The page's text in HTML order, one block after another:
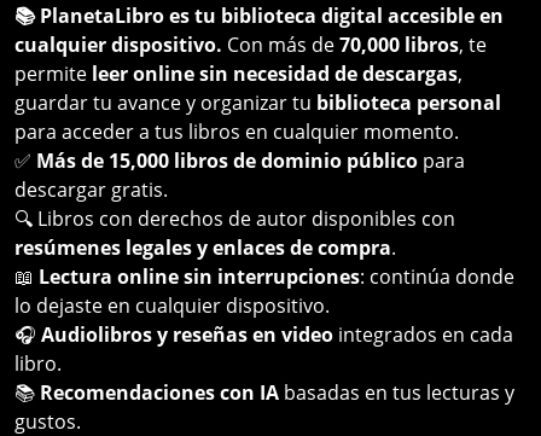
📚 PlanetaLibro es tu biblioteca digital accesible en
cualquier dispositivo. Con más de70,000 libros, te
permite leer online sin necesidad de descargas,
guardar tu avance y organizar tu biblioteca personal
para acceder a tus libros en cualquier momento.
✅ Más de 15,000 libros de dominio público para
descargar gratis.
🔍 Libros con derechos de autor disponibles con
resúmenes legales y enlaces de compra.
📖 Lectura online sin interrupciones: continúa donde
lo dejaste en cualquier dispositivo.
🎧 Audiolibros y reseñas en video integrados en cada
libro.
📚 Recomendaciones con IA basadas en tus lecturas y
gustos.